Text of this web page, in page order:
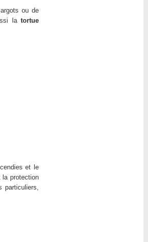
ou de
la tortue
et le
la protection
particuliers,